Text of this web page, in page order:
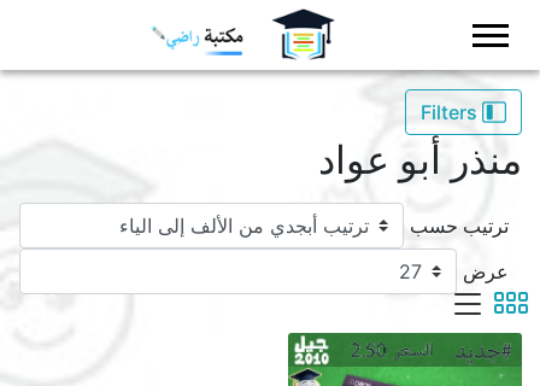
منذر أبو عواد
ترتيب حسب
عرض
viewmode grid
viewmode list